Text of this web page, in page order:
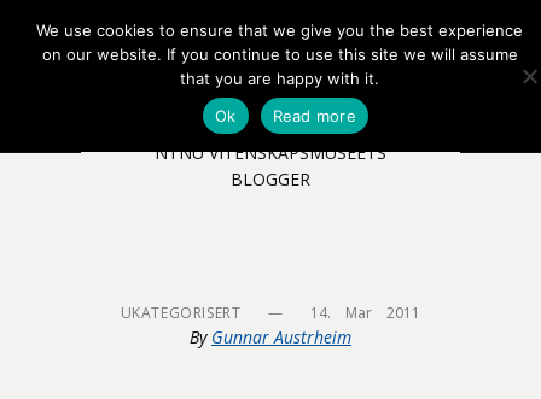
MENY EN NB
NTNU VITENSKAPSMUSEETS
BLOGGER
UKATEGORISERT — 14.    Mar    2011
By Gunnar Austrheim
We use cookies to ensure that we give you the best experience
on our website. If you continue to use this site we will assume
that you are happy with it.
Ok
Read more